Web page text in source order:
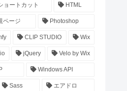
ョートカット HTML
ページ Photoshop
CLIP STUDIO Wix
jQuery Velo by Wix
Windows API
Sass エアドロ